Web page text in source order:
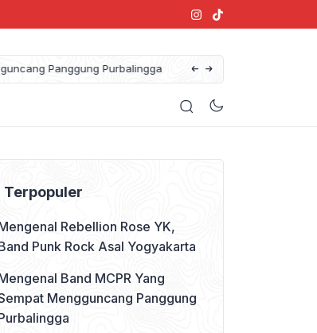
Purbalingga
Rebellion Rose YK,
Punk Rock Asal Yogyakarta
Band MCPR Yang
Mengguncang Panggung